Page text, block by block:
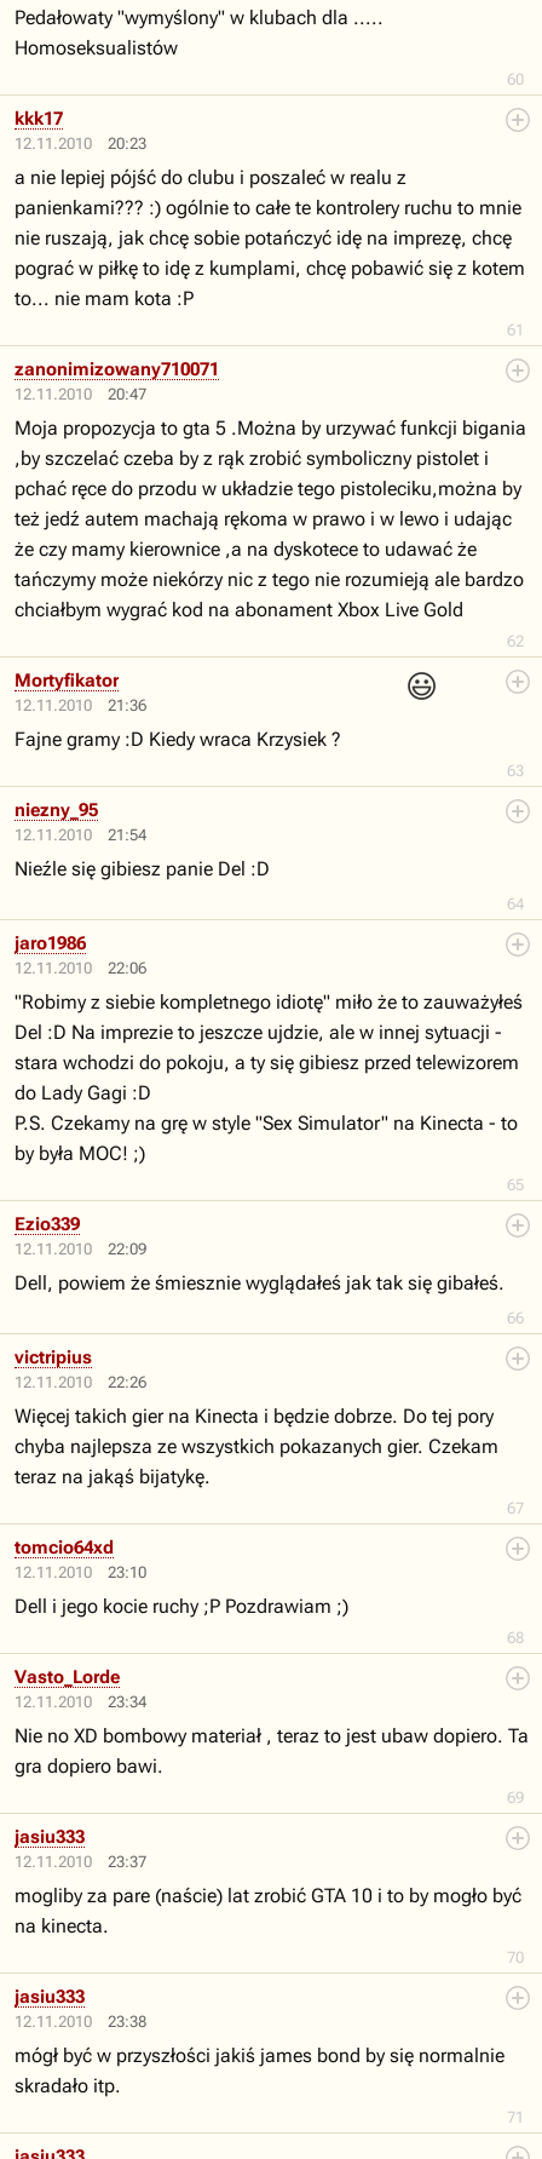
60
Pedałowaty "wymyślony" w klubach dla .....
Homoseksualistów
12.11.2010 20:23
61
kkk17
a nie lepiej pójść do clubu i poszaleć w realu z
panienkami??? :) ogólnie to całe te kontrolery ruchu to mnie
nie ruszają, jak chcę sobie potańczyć idę na imprezę, chcę
pograć w piłkę to idę z kumplami, chcę pobawić się z kotem
to... nie mam kota :P
12.11.2010 20:47
62
zanonimizowany710071
Moja propozycja to gta 5 .Można by urzywać funkcji bigania
,by szczelać czeba by z rąk zrobić symboliczny pistolet i
pchać ręce do przodu w układzie tego pistoleciku,można by
też jedź autem machają rękoma w prawo i w lewo i udając
że czy mamy kierownice ,a na dyskotece to udawać że
tańczymy może niekórzy nic z tego nie rozumieją ale bardzo
chciałbym wygrać kod na abonament Xbox Live Gold
12.11.2010 21:36
😃
63
Mortyfikator
Fajne gramy :D Kiedy wraca Krzysiek ?
12.11.2010 21:54
64
niezny_95
Nieźle się gibiesz panie Del :D
12.11.2010 22:06
65
jaro1986
"Robimy z siebie kompletnego idiotę" miło że to zauważyłeś
Del :D Na imprezie to jeszcze ujdzie, ale w innej sytuacji -
stara wchodzi do pokoju, a ty się gibiesz przed telewizorem
do Lady Gagi :D
P.S. Czekamy na grę w style "Sex Simulator" na Kinecta - to
by była MOC! ;)
12.11.2010 22:09
66
Ezio339
Dell, powiem że śmiesznie wyglądałeś jak tak się gibałeś.
12.11.2010 22:26
67
victripius
Więcej takich gier na Kinecta i będzie dobrze. Do tej pory
chyba najlepsza ze wszystkich pokazanych gier. Czekam
teraz na jakąś bijatykę.
12.11.2010 23:10
68
tomcio64xd
Dell i jego kocie ruchy ;P Pozdrawiam ;)
12.11.2010 23:34
69
Vasto_Lorde
Nie no XD bombowy materiał , teraz to jest ubaw dopiero. Ta
gra dopiero bawi.
12.11.2010 23:37
70
jasiu333
mogliby za pare (naście) lat zrobić GTA 10 i to by mogło być
na kinecta.
12.11.2010 23:38
71
jasiu333
mógł być w przyszłości jakiś james bond by się normalnie
skradało itp.